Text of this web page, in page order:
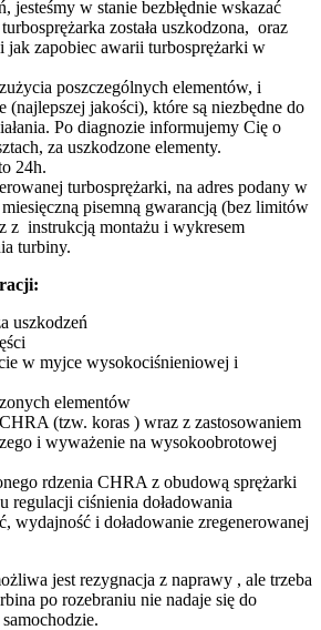
jesteśmy w stanie bezbłędnie wskazać
została uszkodzona, oraz
jak zapobiec awarii turbosprężarki w
poszczególnych elementów, i
(najlepszej jakości), które są niezbędne do
Po diagnozie informujemy Cię o
za uszkodzone elementy.
24h.
turbosprężarki, na adres podany w
pisemną gwarancją (bez limitów
z instrukcją montażu i wykresem
turbiny.
uszkodzeń
w myjce wysokociśnieniowej i
elementów
(tzw. koras ) wraz z zastosowaniem
i wyważenie na wysokoobrotowej
rdzenia CHRA z obudową sprężarki
regulacji ciśnienia doładowania
wydajność i doładowanie zregenerowanej
jest rezygnacja z naprawy , ale trzeba
po rozebraniu nie nadaje się do